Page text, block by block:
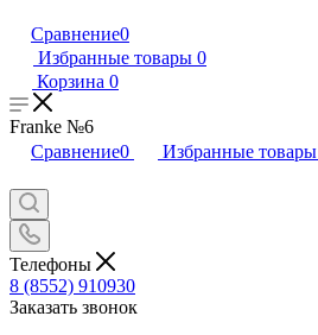
Сравнение0
Избранные товары 0
Корзина 0
Franke №6
Сравнение0 Избранные товары
Телефоны
8 (8552) 910930
Заказать звонок